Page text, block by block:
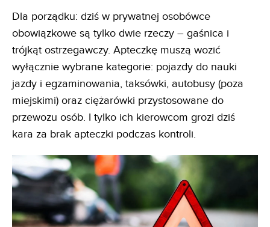
Dla porządku: dziś w prywatnej osobówce
obowiązkowe są tylko dwie rzeczy – gaśnica i
trójkąt ostrzegawczy. Apteczkę muszą wozić
wyłącznie wybrane kategorie: pojazdy do nauki
jazdy i egzaminowania, taksówki, autobusy (poza
miejskimi) oraz ciężarówki przystosowane do
przewozu osób. I tylko ich kierowcom grozi dziś
kara za brak apteczki podczas kontroli.